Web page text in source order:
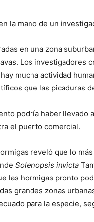
la mano de un
en una zona
Los investigadores
mucha actividad
que las picaduras
podría haber llevado
el puerto comercial.
reveló que lo
Solenopsis invicta
las hormigas pronto
grandes zonas
para la especie,